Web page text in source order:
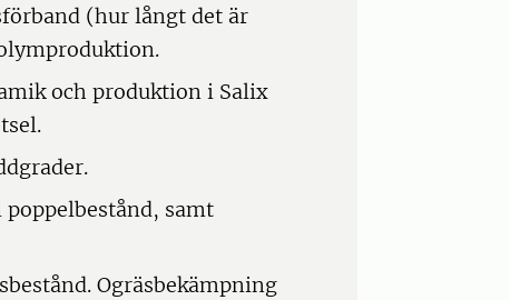
(hur långt det är
och produktion i Salix
samt
Ogräsbekämpning